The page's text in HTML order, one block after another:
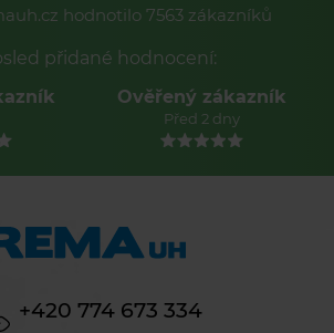
hodnotilo 7563 zákazníků
přidané hodnocení:
Ověřený zákazník
Před 2 dny
+420 774 673 334